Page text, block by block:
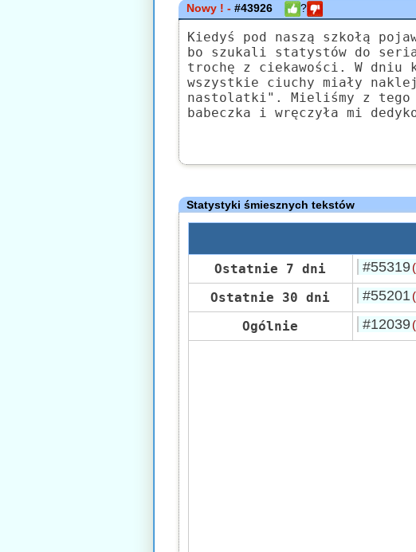
Nowy ! -#43926 ?
Kiedyś pod naszą szkołą
bo szukali statystów do
trochę z ciekawości. W dniu
wszystkie ciuchy miały
nastolatki". Mieliśmy z tego
babeczka i wręczyła mi
Statystyki śmiesznych tekstów
Ostatnie 7 dni
#55319
Ostatnie 30 dni #55201
Ogólnie #12039